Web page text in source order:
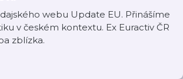
webu Update EU. Přinášíme
v českém kontextu. Ex Euractiv ČR
zblízka.